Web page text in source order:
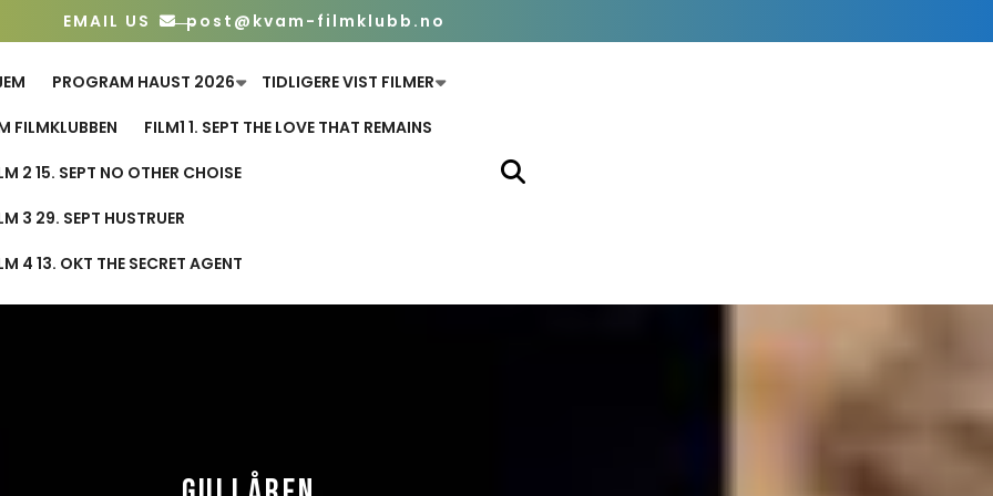
EMAIL US post@kvam-filmklubb.no
PROGRAM HAUST 2026 TIDLIGERE VIST FILMER
FILMKLUBBEN FILM1 1. SEPT THE LOVE THAT REMAINS
2 15. SEPT NO OTHER CHOISE
3 29. SEPT HUSTRUER
4 13. OKT THE SECRET AGENT